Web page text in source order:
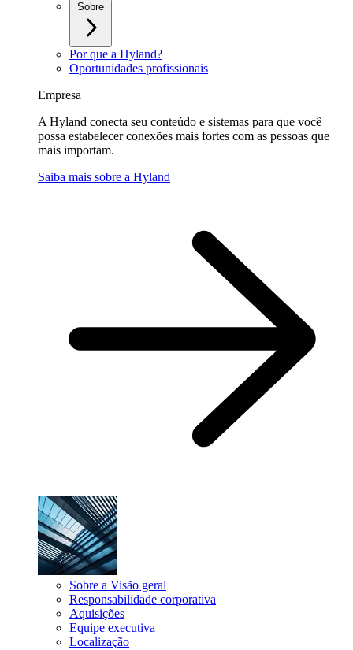
Sobre
Por que a Hyland?
Oportunidades profissionais
Empresa
A Hyland conecta seu conteúdo e sistemas para que você
possa estabelecer conexões mais fortes com as pessoas que
mais importam.
Saiba mais sobre a Hyland
Sobre a Visão geral
Responsabilidade corporativa
Aquisições
Equipe executiva
Localização